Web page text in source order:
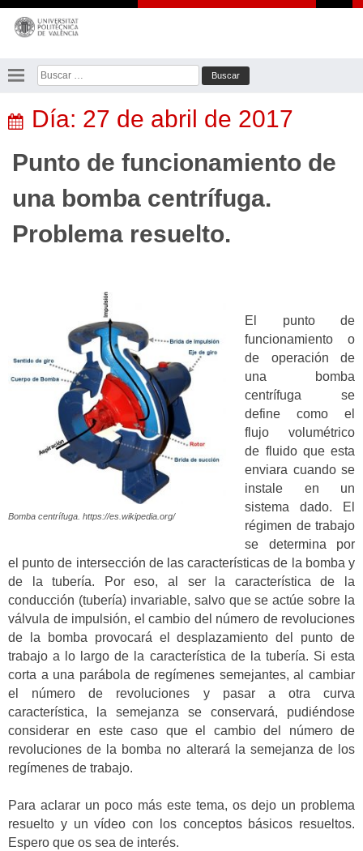
Saltar
contenido
Buscar:
Día: 27 de abril de 2017
Punto de funcionamiento de
una bomba centrífuga.
Problema resuelto.
Bomba centrífuga. https://es.wikipedia.org/
El punto de
funcionamiento o
de operación de
una bomba
centrífuga se
define como el
flujo volumétrico
de fluido que esta
enviara cuando se
instale en un
sistema dado. El
régimen de trabajo
se determina por
el punto de intersección de las características de la bomba y
de la tubería. Por eso, al ser la característica de la
conducción (tubería) invariable, salvo que se actúe sobre la
válvula de impulsión, el cambio del número de revoluciones
de la bomba provocará el desplazamiento del punto de
trabajo a lo largo de la característica de la tubería. Si esta
corta a una parábola de regímenes semejantes, al cambiar
el número de revoluciones y pasar a otra curva
característica, la semejanza se conservará, pudiéndose
considerar en este caso que el cambio del número de
revoluciones de la bomba no alterará la semejanza de los
regímenes de trabajo.
Para aclarar un poco más este tema, os dejo un problema
resuelto y un vídeo con los conceptos básicos resueltos.
Espero que os sea de interés.